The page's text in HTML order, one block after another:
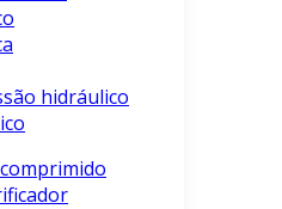
hidráulico